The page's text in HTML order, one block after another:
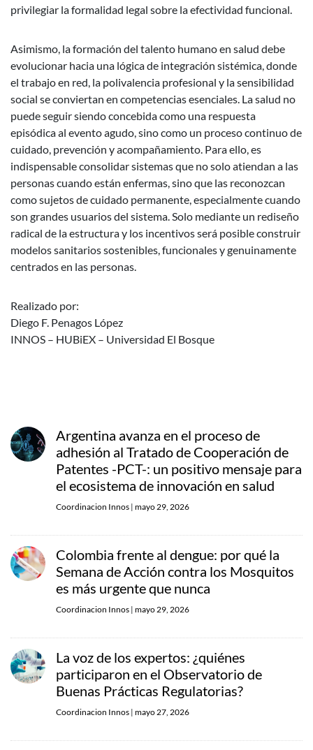
privilegiar la formalidad legal sobre la efectividad funcional.
Asimismo, la formación del talento humano en salud debe
evolucionar hacia una lógica de integración sistémica, donde
el trabajo en red, la polivalencia profesional y la sensibilidad
social se conviertan en competencias esenciales. La salud no
puede seguir siendo concebida como una respuesta
episódica al evento agudo, sino como un proceso continuo de
cuidado, prevención y acompañamiento. Para ello, es
indispensable consolidar sistemas que no solo atiendan a las
personas cuando están enfermas, sino que las reconozcan
como sujetos de cuidado permanente, especialmente cuando
son grandes usuarios del sistema. Solo mediante un rediseño
radical de la estructura y los incentivos será posible construir
modelos sanitarios sostenibles, funcionales y genuinamente
centrados en las personas.
Realizado por:
Diego F. Penagos López
INNOS – HUBiEX – Universidad El Bosque
Argentina avanza en el proceso de
adhesión al Tratado de Cooperación de
Patentes -PCT-: un positivo mensaje para
el ecosistema de innovación en salud
Coordinacion Innos | mayo 29, 2026
Colombia frente al dengue: por qué la
Semana de Acción contra los Mosquitos
es más urgente que nunca
Coordinacion Innos | mayo 29, 2026
La voz de los expertos: ¿quiénes
participaron en el Observatorio de
Buenas Prácticas Regulatorias?
Coordinacion Innos | mayo 27, 2026